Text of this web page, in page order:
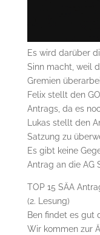
Es wird darüber
Sinn macht, weil
Gremien
Felix stellt den
Antrags, da es
Lukas stellt den
Satzung zu
Es gibt keine
Antrag an die AG
TOP 15 SÄA
(2. Lesung)
Ben findet es gut
Wir kommen zur